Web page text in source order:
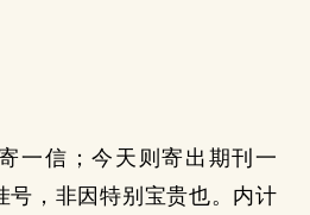
信；今天则寄出期刊一
号，非因特别宝贵也。内计